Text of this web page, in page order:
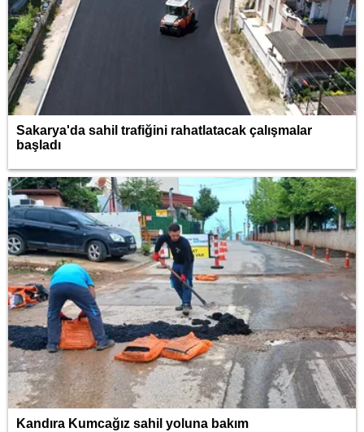
Sakarya'da sahil trafiğini rahatlatacak çalışmalar
başladı
Kandıra Kumcağız sahil yoluna bakım